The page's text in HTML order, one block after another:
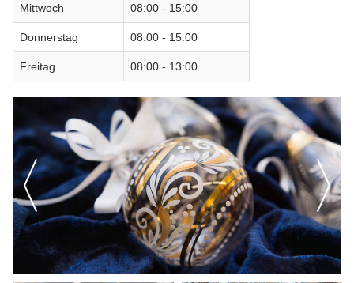
Mittwoch 08:00 - 15:00
Donnerstag 08:00 - 15:00
Freitag 08:00 - 13:00